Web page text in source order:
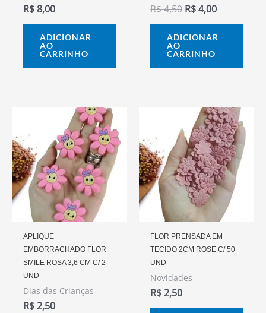
R$8,00
ADICIONAR
AO
CARRINHO
R$4,50 R$4,00
ADICIONAR
AO
CARRINHO
APLIQUE
EMBORRACHADO FLOR
SMILE ROSA 3,6 CM C/ 2
UND
Dias das Crianças
R$2,50
FLOR PRENSADA EM
TECIDO 2CM ROSE C/ 50
UND
Novidades
R$2,50